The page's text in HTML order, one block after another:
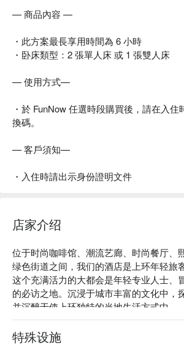
— 商品內容 —
・此方案最長享用時間為 6 小時
・卧床類型：2 張單人床 或 1 張雙人床
— 使用方式—
・於 FunNow 任選時段購買後，請在入住
換碼。
— 客戶須知—
・入住時請出示身份證明文件
店家介绍
位于时尚咖啡馆、潮流艺廊、时尚餐厅、
绿色街道之间，我们的酒店是上环年轻旅
这个充满活力的大都会是年轻专业人士、
的必访之地。沉浸于城市丰富的文化中，
并沉醉于使上环独特的当地生活方式中。
特殊设施